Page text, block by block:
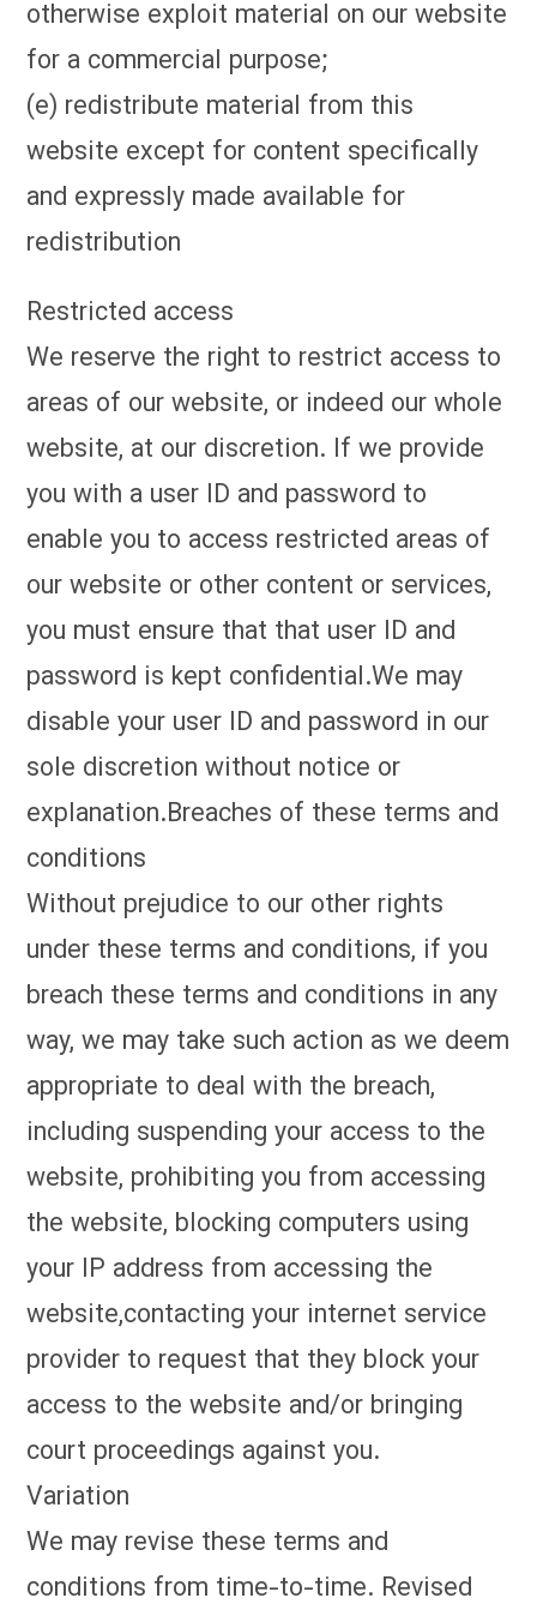
otherwise exploit material on our website
for a commercial purpose;
(e) redistribute material from this
website except for content specifically
and expressly made available for
redistribution
Restricted access
We reserve the right to restrict access to
areas of our website, or indeed our whole
website, at our discretion. If we provide
you with a user ID and password to
enable you to access restricted areas of
our website or other content or services,
you must ensure that that user ID and
password is kept confidential.We may
disable your user ID and password in our
sole discretion without notice or
explanation.Breaches of these terms and
conditions
Without prejudice to our other rights
under these terms and conditions, if you
breach these terms and conditions in any
way, we may take such action as we deem
appropriate to deal with the breach,
including suspending your access to the
website, prohibiting you from accessing
the website, blocking computers using
your IP address from accessing the
website,contacting your internet service
provider to request that they block your
access to the website and/or bringing
court proceedings against you.
Variation
We may revise these terms and
conditions from time-to-time. Revised